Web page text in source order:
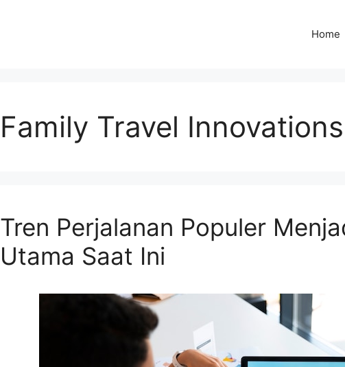
Home
Family Travel Innovations
Tren Perjalanan Populer
Utama Saat Ini